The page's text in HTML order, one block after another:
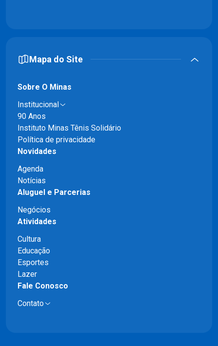
Mapa do Site
Sobre O Minas
Institucional
90 Anos
Instituto Minas Tênis Solidário
Política de privacidade
Novidades
Agenda
Notícias
Aluguel e Parcerias
Negócios
Atividades
Cultura
Educação
Esportes
Lazer
Fale Conosco
Contato